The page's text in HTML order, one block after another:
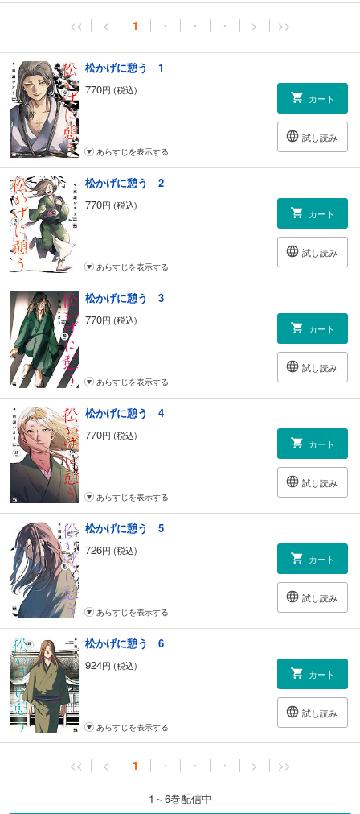
<< < 1 ・ ・ ・ > >>
松かげに憩う 1
770円 (税込)
カート
試し読み
あらすじを表示する
松かげに憩う 2
770円 (税込)
カート
試し読み
あらすじを表示する
松かげに憩う 3
770円 (税込)
カート
試し読み
あらすじを表示する
松かげに憩う 4
770円 (税込)
カート
試し読み
あらすじを表示する
松かげに憩う 5
726円 (税込)
カート
試し読み
あらすじを表示する
松かげに憩う 6
924円 (税込)
カート
試し読み
あらすじを表示する
<< < 1 ・ ・ ・ > >>
1～6巻配信中